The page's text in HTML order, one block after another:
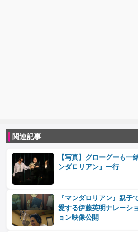
関連記事
【写真】グローグーも
ンダロリアン』一行
『マンダロリアン』親子
愛する伊藤英明ナレーシ
ョン映像公開